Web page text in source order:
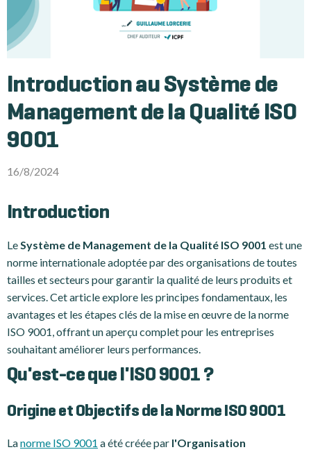
Introduction au Système de
Management de la Qualité ISO
9001
16/8/2024
Introduction
Le Système de Management de la Qualité ISO 9001 est une
norme internationale adoptée par des organisations de toutes
tailles et secteurs pour garantir la qualité de leurs produits et
services. Cet article explore les principes fondamentaux, les
avantages et les étapes clés de la mise en œuvre de la norme
ISO 9001, offrant un aperçu complet pour les entreprises
souhaitant améliorer leurs performances.
Qu'est-ce que l'ISO 9001 ?
Origine et Objectifs de la Norme ISO 9001
Lanorme ISO 9001 a été créée par l'Organisation